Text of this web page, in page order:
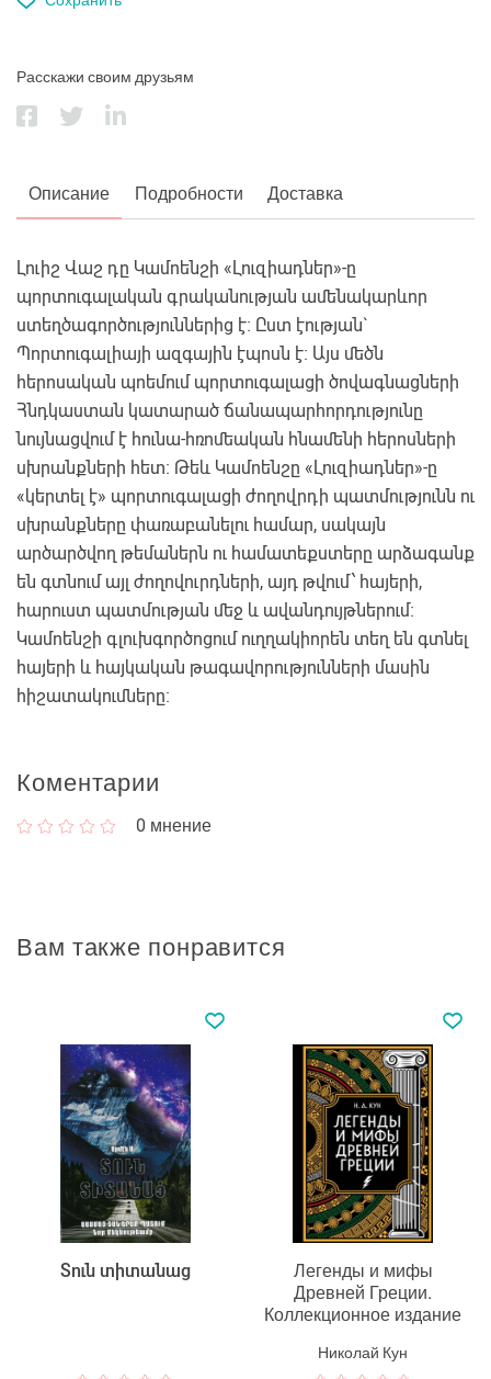
Расскажи своим друзьям
Описание Подробности Доставка
Լուիշ Վաշ դը Կամոենշի «Լուզիադներ»-ը
պորտուգալական գրականության ամենակարևոր
ստեղծագործություններից է։ Ըստ էության`
Պորտուգալիայի ազգային էպոսն է։ Այս մեծն
հերոսական պոեմում պորտուգալացի ծովագնացների
Հնդկաստան կատարած ճանապարհորդությունը
նույնացվում է հունա-հռոմեական հնամենի հերոսների
սխրանքների հետ։ Թեև Կամոենշը «Լուզիադներ»-ը
«կերտել է» պորտուգալացի ժողովրդի պատմությունն ու
սխրանքները փառաբանելու համար, սակայն
արծարծվող թեմաներն ու համատեքստերը արձագանք
են գտնում այլ ժողովուրդների, այդ թվում՝ հայերի,
հարուստ պատմության մեջ և ավանդույթներում։
Կամոենշի գլուխգործոցում ուղղակիորեն տեղ են գտնել
հայերի և հայկական թագավորությունների մասին
հիշատակումները։
Коментарии
0 мнение
Вам также понравится
Տուն տիտանաց
Легенды и мифы
Древней Греции.
Коллекционное издание
Николай Кун